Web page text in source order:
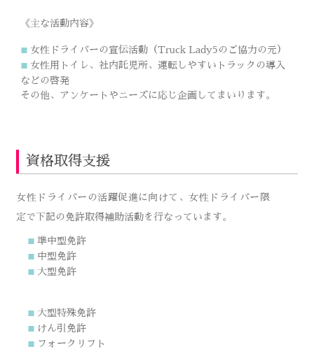
《主な活動内容》
女性ドライバーの宣伝活動（Truck Lady5のご協力の元）
■女性用トイレ、社内託児所、運転しやすいトラックの導入
などの啓発
その他、アンケートやニーズに応じ企画してまいります。
資格取得支援
女性ドライバーの活躍促進に向けて、女性ドライバー限
定で下記の免許取得補助活動を行なっています。
準中型免許
中型免許
大型免許
大型特殊免許
けん引免許
フォークリフト